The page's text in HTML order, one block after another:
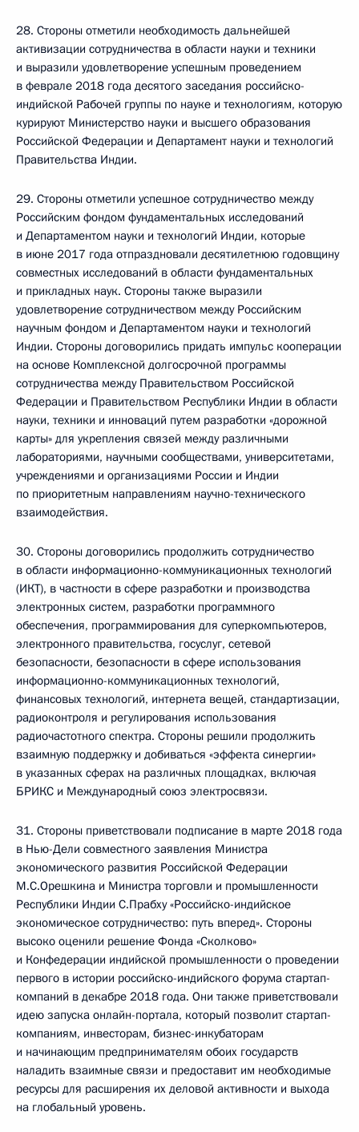
28. Стороны отметили необходимость дальнейшей
активизации сотрудничества в области науки и техники
и выразили удовлетворение успешным проведением
в феврале 2018 года десятого заседания российско-
индийской Рабочей группы по науке и технологиям, которую
курируют Министерство науки и высшего образования
Российской Федерации и Департамент науки и технологий
Правительства Индии.
29. Стороны отметили успешное сотрудничество между
Российским фондом фундаментальных исследований
и Департаментом науки и технологий Индии, которые
в июне 2017 года отпраздновали десятилетнюю годовщину
совместных исследований в области фундаментальных
и прикладных наук. Стороны также выразили
удовлетворение сотрудничеством между Российским
научным фондом и Департаментом науки и технологий
Индии. Стороны договорились придать импульс кооперации
на основе Комплексной долгосрочной программы
сотрудничества между Правительством Российской
Федерации и Правительством Республики Индии в области
науки, техники и инноваций путем разработки «дорожной
карты» для укрепления связей между различными
лабораториями, научными сообществами, университетами,
учреждениями и организациями России и Индии
по приоритетным направлениям научно-технического
взаимодействия.
30. Стороны договорились продолжить сотрудничество
в области информационно-коммуникационных технологий
(ИКТ), в частности в сфере разработки и производства
электронных систем, разработки программного
обеспечения, программирования для суперкомпьютеров,
электронного правительства, госуслуг, сетевой
безопасности, безопасности в сфере использования
информационно-коммуникационных технологий,
финансовых технологий, интернета вещей, стандартизации,
радиоконтроля и регулирования использования
радиочастотного спектра. Стороны решили продолжить
взаимную поддержку и добиваться «эффекта синергии»
в указанных сферах на различных площадках, включая
БРИКС и Международный союз электросвязи.
31. Стороны приветствовали подписание в марте 2018 года
в Нью-Дели совместного заявления Министра
экономического развития Российской Федерации
М.С.Орешкина и Министра торговли и промышленности
Республики Индии С.Прабху «Российско-индийское
экономическое сотрудничество: путь вперед». Стороны
высоко оценили решение Фонда «Сколково»
и Конфедерации индийской промышленности о проведении
первого в истории российско-индийского форума стартап-
компаний в декабре 2018 года. Они также приветствовали
идею запуска онлайн-портала, который позволит стартап-
компаниям, инвесторам, бизнес-инкубаторам
и начинающим предпринимателям обоих государств
наладить взаимные связи и предоставит им необходимые
ресурсы для расширения их деловой активности и выхода
на глобальный уровень.